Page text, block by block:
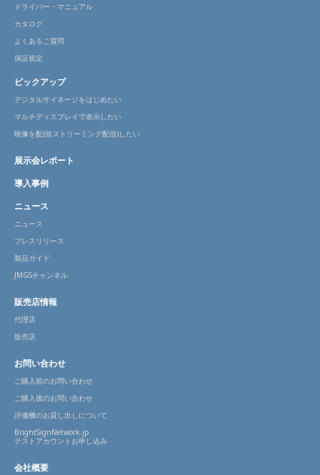
ドライバー・マニュアル
カタログ
よくあるご質問
保証規定
ピックアップ
デジタルサイネージをはじめたい
マルチディスプレイで表示したい
映像を配信(ストリーミング配信)したい
展示会レポート
導入事例
ニュース
ニュース
プレスリリース
製品ガイド
JMGSチャンネル
販売店情報
代理店
販売店
お問い合わせ
ご購入前のお問い合わせ
ご購入後のお問い合わせ
評価機のお貸し出しについて
BrightSignNetwork.jp
テストアカウントお申し込み
会社概要